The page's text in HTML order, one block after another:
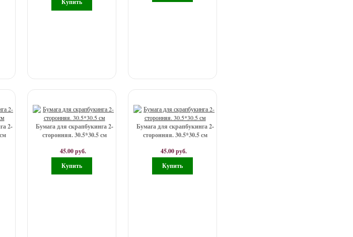
2-
Бумага для скрапбукинга 2-
сторонняя. 30.5*30.5 см
45.00 руб.
Бумага для скрапбукинга 2-
сторонняя. 30.5*30.5 см
45.00 руб.